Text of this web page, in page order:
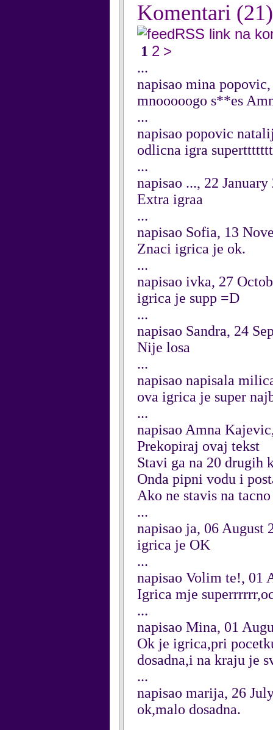
Komentari (21)
RSS link na
1 2 >
...
napisao mina
mnooooogo s**es
...
napisao popovic
odlicna igra
...
napisao ..., 22 January
Extra igraa
...
napisao Sofia, 13
Znaci igrica je ok.
...
napisao ivka, 27
igrica je supp =D
...
napisao Sandra, 24
Nije losa
...
napisao napisala
ova igrica je super
...
napisao Amna
Prekopiraj ovaj tekst
Stavi ga na 20 drugih
Onda pipni vodu i
Ako ne stavis na
...
napisao ja, 06 August
igrica je OK
...
napisao Volim te!, 01
Igrica mje
...
napisao Mina, 01
Ok je igrica,pri
dosadna,i na kraju je
...
napisao marija, 26
ok,malo dosadna.